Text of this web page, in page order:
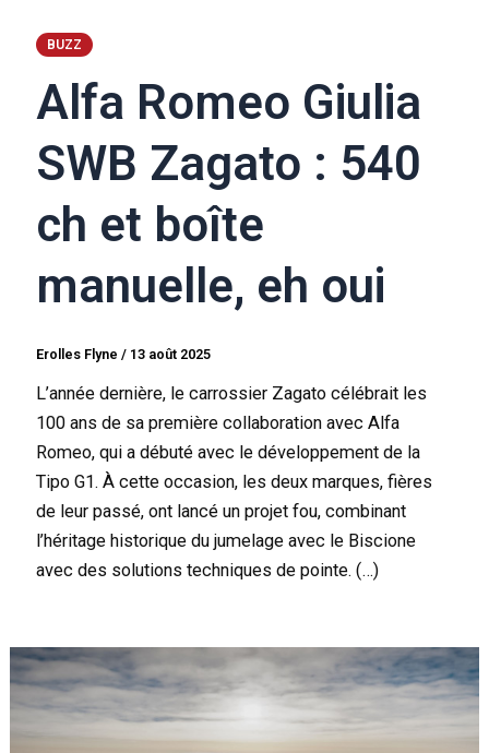
BUZZ
Alfa Romeo Giulia
SWB Zagato : 540
ch et boîte
manuelle, eh oui
Erolles Flyne/ 13 août 2025
L’année dernière, le carrossier Zagato célébrait les
100 ans de sa première collaboration avec Alfa
Romeo, qui a débuté avec le développement de la
Tipo G1. À cette occasion, les deux marques, fières
de leur passé, ont lancé un projet fou, combinant
l’héritage historique du jumelage avec le Biscione
avec des solutions techniques de pointe. (…)